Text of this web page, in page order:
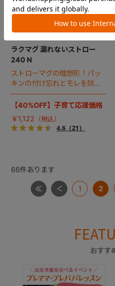
ラクマグ 漏れないストロー
240 N
ストローマグの理想形！パッ
キンの付け忘れとモレを防
ぐ、パーツ一体形状を採用。※
新パッケージ対応品
【40%OFF】子育て応援価格
￥1,122
4.6（21）
66件あります
1 2
おすす